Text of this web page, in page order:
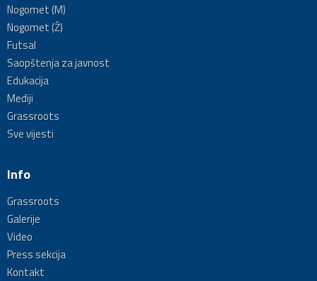
Nogomet (M)
Nogomet (Ž)
Futsal
Saopštenja za javnost
Edukacija
Mediji
Grassroots
Sve vijesti
Info
Grassroots
Galerije
Video
Press sekcija
Kontakt